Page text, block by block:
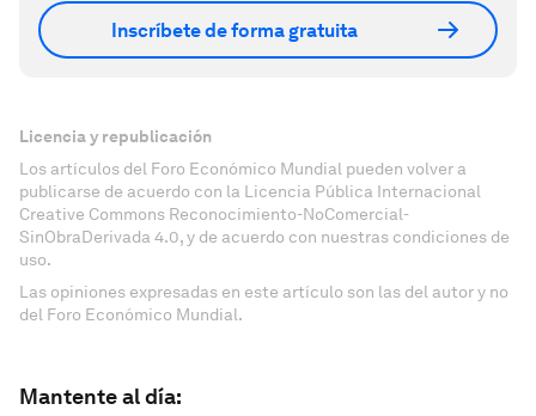
Inscríbete de forma gratuita
Licencia y republicación
Los artículos del Foro Económico Mundial pueden volver a
publicarse de acuerdo con la Licencia Pública Internacional
Creative Commons Reconocimiento-NoComercial-
SinObraDerivada 4.0, y de acuerdo con nuestras condiciones de
uso.
Las opiniones expresadas en este artículo son las del autor y no
del Foro Económico Mundial.
Mantente al día: